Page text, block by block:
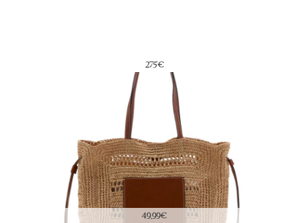
275€
49,99€